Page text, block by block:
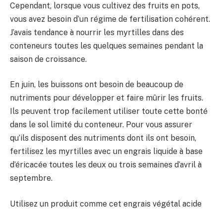
Cependant, lorsque vous cultivez des fruits en pots,
vous avez besoin d’un régime de fertilisation cohérent.
J’avais tendance à nourrir les myrtilles dans des
conteneurs toutes les quelques semaines pendant la
saison de croissance.
En juin, les buissons ont besoin de beaucoup de
nutriments pour développer et faire mûrir les fruits.
Ils peuvent trop facilement utiliser toute cette bonté
dans le sol limité du conteneur. Pour vous assurer
qu’ils disposent des nutriments dont ils ont besoin,
fertilisez les myrtilles avec un engrais liquide à base
d’éricacée toutes les deux ou trois semaines d’avril à
septembre.
Utilisez un produit comme cet engrais végétal acide